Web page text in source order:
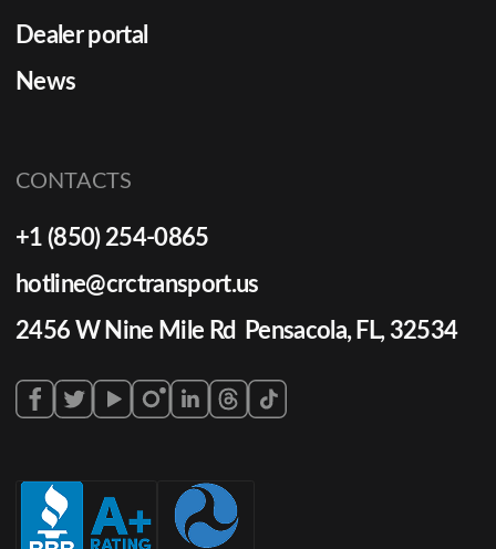
Dealer portal
News
CONTACTS
+1 (850) 254-0865
hotline@crctransport.us
2456 W Nine Mile Rd Pensacola, FL, 32534